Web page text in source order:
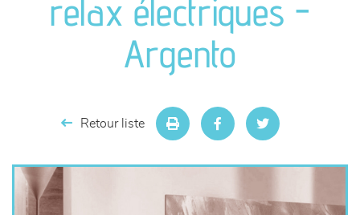
meubles de complément
chambres et dressing
relax électriques -
Argento
Retour liste